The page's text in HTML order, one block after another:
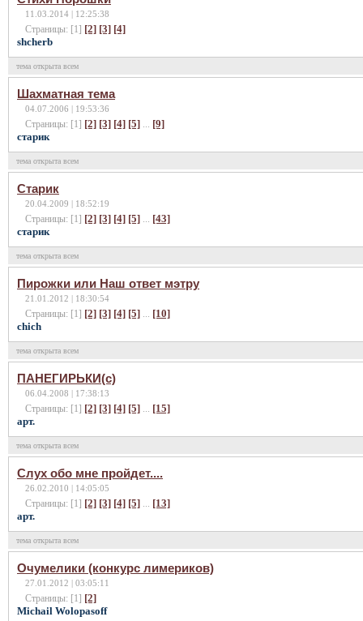
11.03.2014 | 12:25:38
Страницы: [1] [2] [3] [4]
shcherb
тема открыта всем
Шахматная тема
04.07.2006 | 19:53:36
Страницы: [1] [2] [3] [4] [5] ... [9]
старик
тема открыта всем
Старик
20.04.2009 | 18:52:19
Страницы: [1] [2] [3] [4] [5] ... [43]
cтарик
тема открыта всем
Пирожки или Наш ответ мэтру
21.01.2012 | 18:30:54
Страницы: [1] [2] [3] [4] [5] ... [10]
chich
тема открыта всем
ПАНЕГИРЬКИ(с)
06.04.2008 | 17:38:13
Страницы: [1] [2] [3] [4] [5] ... [15]
арт.
тема открыта всем
Слух обо мне пройдет....
26.02.2010 | 14:05:05
Страницы: [1] [2] [3] [4] [5] ... [13]
арт.
тема открыта всем
Очумелики (конкурс лимериков)
27.01.2012 | 03:05:11
Страницы: [1] [2]
Michail Wolopasoff